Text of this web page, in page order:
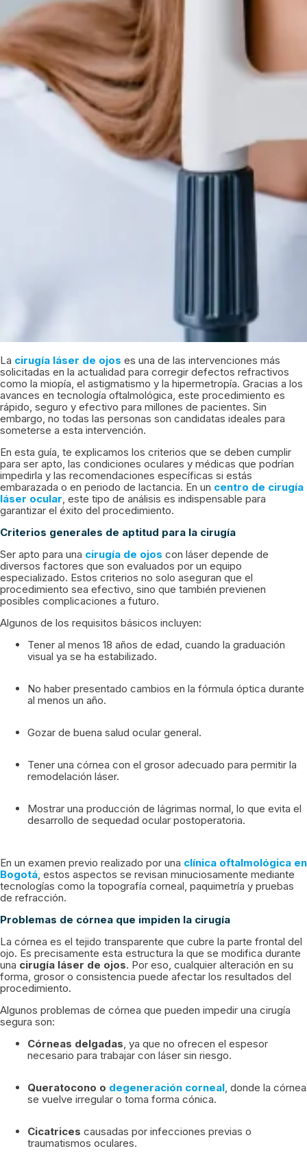
La cirugía láser de ojos es una de las intervenciones más
solicitadas en la actualidad para corregir defectos refractivos
como la miopía, el astigmatismo y la hipermetropía. Gracias a los
avances en tecnología oftalmológica, este procedimiento es
rápido, seguro y efectivo para millones de pacientes. Sin
embargo, no todas las personas son candidatas ideales para
someterse a esta intervención.
En esta guía, te explicamos los criterios que se deben cumplir
para ser apto, las condiciones oculares y médicas que podrían
impedirla y las recomendaciones específicas si estás
embarazada o en periodo de lactancia. En un centro de cirugía
láser ocular, este tipo de análisis es indispensable para
garantizar el éxito del procedimiento.
Criterios generales de aptitud para la cirugía
Ser apto para una cirugía de ojos con láser depende de
diversos factores que son evaluados por un equipo
especializado. Estos criterios no solo aseguran que el
procedimiento sea efectivo, sino que también previenen
posibles complicaciones a futuro.
Algunos de los requisitos básicos incluyen:
Tener al menos 18 años de edad, cuando la graduación
visual ya se ha estabilizado.
No haber presentado cambios en la fórmula óptica durante
al menos un año.
Gozar de buena salud ocular general.
Tener una córnea con el grosor adecuado para permitir la
remodelación láser.
Mostrar una producción de lágrimas normal, lo que evita el
desarrollo de sequedad ocular postoperatoria.
En un examen previo realizado por una clínica oftalmológica en
Bogotá, estos aspectos se revisan minuciosamente mediante
tecnologías como la topografía corneal, paquimetría y pruebas
de refracción.
Problemas de córnea que impiden la cirugía
La córnea es el tejido transparente que cubre la parte frontal del
ojo. Es precisamente esta estructura la que se modifica durante
una cirugía láser de ojos. Por eso, cualquier alteración en su
forma, grosor o consistencia puede afectar los resultados del
procedimiento.
Algunos problemas de córnea que pueden impedir una cirugía
segura son:
Córneas delgadas, ya que no ofrecen el espesor
necesario para trabajar con láser sin riesgo.
Queratocono o degeneración corneal, donde la córnea
se vuelve irregular o toma forma cónica.
Cicatrices causadas por infecciones previas o
traumatismos oculares.